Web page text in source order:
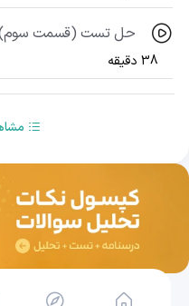
حل تست (قسمت سوم)، از تست
38 دقیقه